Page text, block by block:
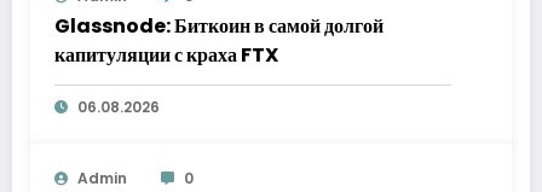
Glassnode: Биткоин в самой долгой
капитуляции с краха FTX
06.08.2026
Admin 0